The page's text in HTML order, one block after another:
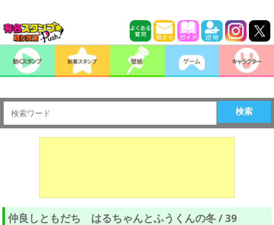
検索
仲良しともだち はるちゃんとふうくんの冬 / 39